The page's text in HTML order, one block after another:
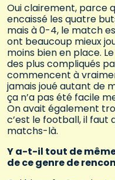
Oui clairement, parce
encaissé les quatre
mais à 0-4, le match
ont beaucoup mieux
moins bien en place.
des plus compliqués
commencent à
jamais joué autant de
ça n’a pas été facile
On avait également
c’est le football, il faut
matchs-là.
Y a-t-il tout de
de ce genre de